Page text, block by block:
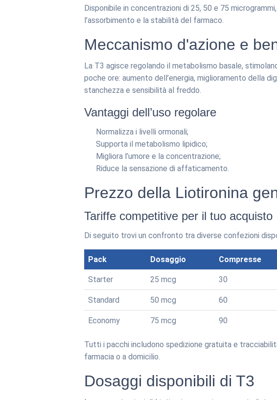
Disponibile in concentrazioni di 25, 50 e 75
l’assorbimento e la stabilità del farmaco.
Meccanismo d'azione e
La T3 agisce regolando il metabolismo basale,
poche ore: aumento dell’energia, miglioramento della
stanchezza e sensibilità al freddo.
Vantaggi dell’uso regolare
Normalizza i livelli ormonali;
Supporta il metabolismo lipidico;
Migliora l’umore e la concentrazione;
Riduce la sensazione di affaticamento.
Prezzo della Liotironina
Tariffe competitive per il tuo acquisto
Di seguito trovi un confronto tra diverse confezioni
Pack Dosaggio Compresse
Starter 25 mcg 30
Standard 50 mcg 60
Economy 75 mcg 90
Tutti i pacchi includono spedizione gratuita e
farmacia o a domicilio.
Dosaggi disponibili di T3